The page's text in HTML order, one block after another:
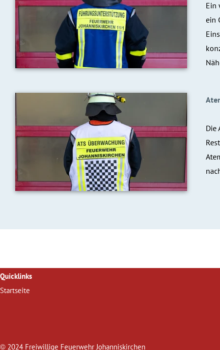
Ein
ein
Die
Quicklinks
Startseite
© 2024 Freiwillige Feuerwehr Johanniskirchen